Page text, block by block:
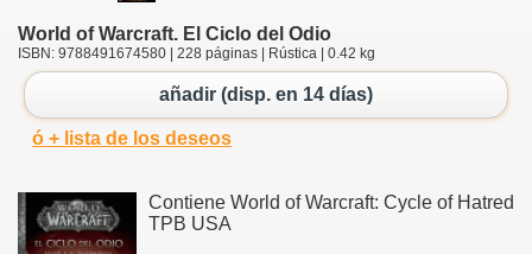
World of Warcraft. El Ciclo del Odio
ISBN: 9788491674580 | 228 páginas | Rústica | 0.42 kg
añadir (disp. en 14 días)
ó + lista de los deseos
Contiene World of Warcraft: Cycle of Hatred
TPB USA